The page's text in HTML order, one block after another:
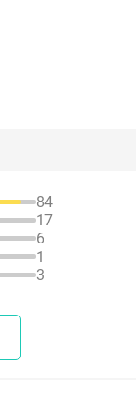
84
17
6
1
3